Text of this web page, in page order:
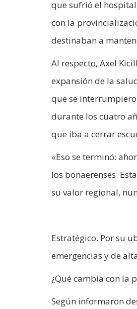
que sufrió el
con la
destinaban a
Al respecto, Axel
expansión de la
que se
durante los cuatro
que iba a cerrar
«Eso se terminó:
los bonaerenses.
su valor regional,
Estratégico. Por su
emergencias y de
¿Qué cambia con la
Según informaron